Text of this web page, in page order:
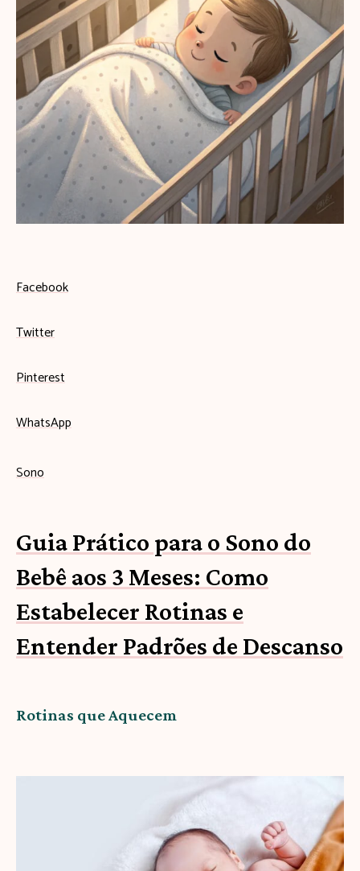
Facebook
Twitter
Pinterest
WhatsApp
Sono
Guia Prático para o Sono do
Bebê aos 3 Meses: Como
Estabelecer Rotinas e
Entender Padrões de Descanso
Rotinas que Aquecem